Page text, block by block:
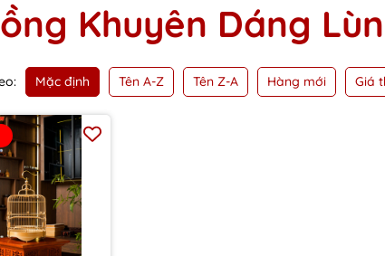
Khuyên Dáng Lùn
Mặc định Tên A-Z Tên Z-A Hàng mới Giá